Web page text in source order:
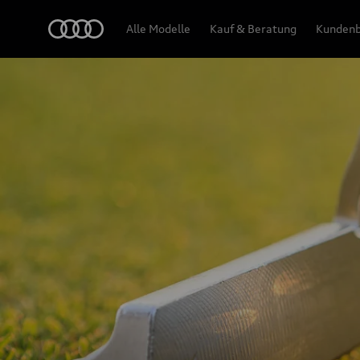
Alle Modelle Kauf & Beratung